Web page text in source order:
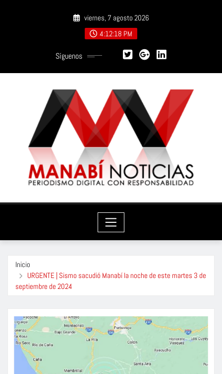
viernes, 7 agosto 2026
4:12:20 PM
Síguenos
Inicio
URGENTE | Sismo sacudió Manabí la noche de este martes 3 de
septiembre de 2024